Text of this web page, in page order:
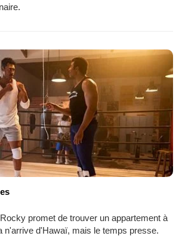
promet de trouver un appartement à
n'arrive d'Hawaï, mais le temps presse.